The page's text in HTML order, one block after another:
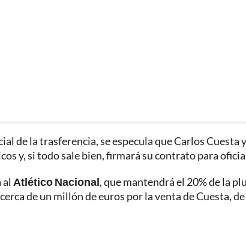
de la trasferencia, se especula que Carlos Cuesta
y, si todo sale bien, firmará su contrato para
al Atlético Nacional, que mantendrá el 20% de la
de un millón de euros por la venta de Cuesta,